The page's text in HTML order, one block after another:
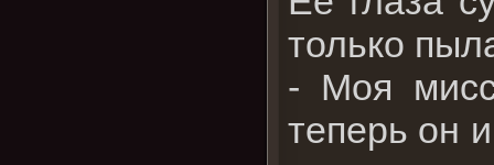
только
- Моя
теперь он